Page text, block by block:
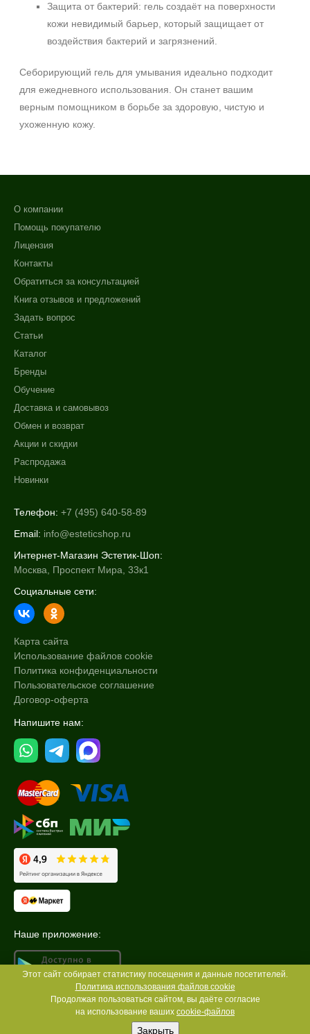
Защита от бактерий: гель создаёт на поверхности
кожи невидимый барьер, который защищает от
воздействия бактерий и загрязнений.
Себорирующий гель для умывания идеально подходит
для ежедневного использования. Он станет вашим
верным помощником в борьбе за здоровую, чистую и
ухоженную кожу.
О компании
Помощь покупателю
Лицензия
Контакты
Обратиться за консультацией
Книга отзывов и предложений
Задать вопрос
Статьи
Каталог
Бренды
Обучение
Доставка и самовывоз
Обмен и возврат
Акции и скидки
Распродажа
Новинки
Телефон: +7 (495) 640-58-89
Email: info@esteticshop.ru
Интернет-Магазин Эстетик-Шоп:
Москва, Проспект Мира, 33к1
Социальные сети:
Карта сайта
Использование файлов cookie
Политика конфиденциальности
Пользовательское соглашение
Договор-оферта
Напишите нам:
Наше приложение:
Этот сайт собирает статистику посещения и данные посетителей.
Политика использования файлов cookie
Продолжая пользоваться сайтом, вы даёте согласие
на использование ваших cookie-файлов
Закрыть